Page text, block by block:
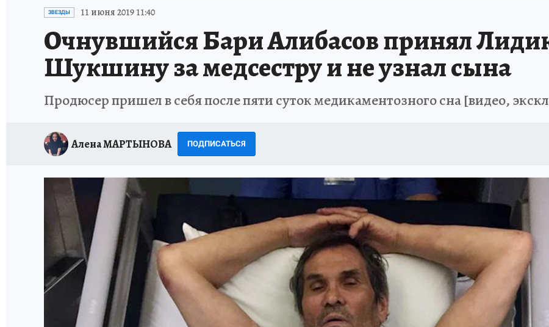
ИСПЫТАНО НА СЕБЕ
ЗВЕЗДЫ 11 июня 2019 11:40
Очнувшийся Бари Алибасов принял
Шукшину за медсестру и не узнал сына
Продюсер пришел в себя после пяти суток медикаментозного сна [видео,
Алена МАРТЫНОВА ПОДПИСАТЬСЯ